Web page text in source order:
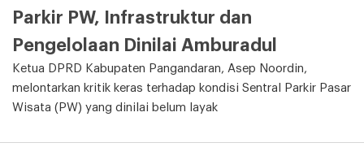
Parkir PW, Infrastruktur dan
Pengelolaan Dinilai Amburadul
Ketua DPRD Kabupaten Pangandaran, Asep Noordin,
melontarkan kritik keras terhadap kondisi Sentral Parkir Pasar
Wisata (PW) yang dinilai belum layak